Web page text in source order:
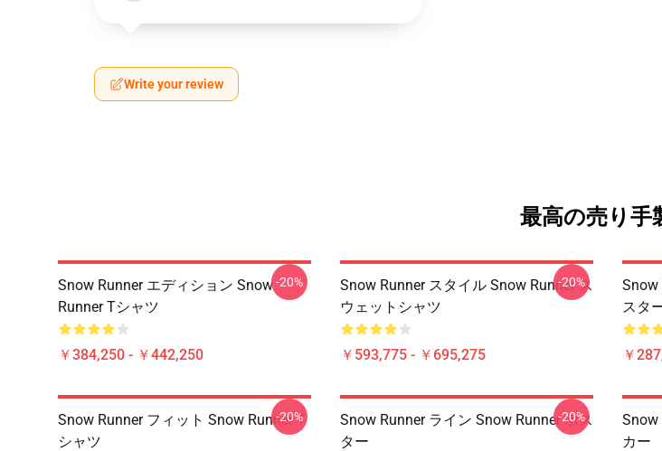
Write your review
最高の売り手
Snow Runner エディション Snow
Runner Tシャツ
￥384,250 - ￥442,250
-20%
Snow Runner スタイル Snow Runner ス
ウェットシャツ
￥593,775 - ￥695,275
-20%
Snow
スタ
￥
Snow Runner フィット Snow Runner T
シャツ
-20%
Snow Runner ライン Snow Runner ポス
ター
-20%
Snow
カー